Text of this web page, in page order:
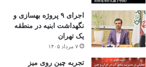
اجرای ۹ پروژه بهسازی و
نگهداشت ابنیه در منطقه
یک تهران
۷ مرداد ۱۴۰۵
تجربه چین روی میز